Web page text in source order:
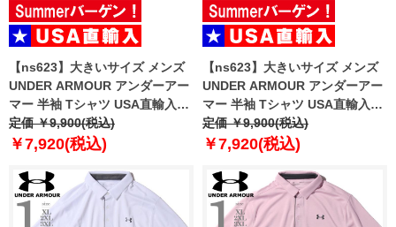
【ns623】大きいサイズ メンズ
UNDER ARMOUR アンダーアー
マー 半袖 Tシャツ USA直輸入
6000216-001
定価 ￥9,900(税込)
￥7,920(税込)
【ns623】大きいサイズ メンズ
UNDER ARMOUR アンダーアー
マー 半袖 Tシャツ USA直輸入
6000216-100
定価 ￥9,900(税込)
￥7,920(税込)